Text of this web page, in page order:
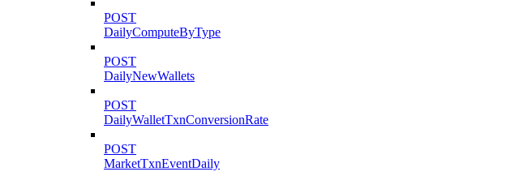
POST
DailyComputeByType
POST
DailyNewWallets
POST
DailyWalletTxnConversionRate
POST
MarketTxnEventDaily